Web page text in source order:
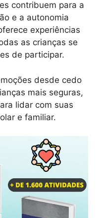
contribuem para a
e a autonomia
experiências
as crianças se
de participar.
desde cedo
mais seguras,
lidar com suas
e familiar.